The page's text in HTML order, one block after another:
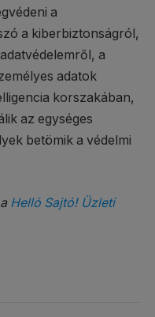
a
a kiberbiztonságról,
a
adatok
korszakában,
az egységes
betömik a védelmi
Helló Sajtó! Üzleti